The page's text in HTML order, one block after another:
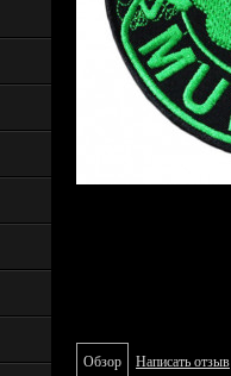
Обзор Написать отзыв